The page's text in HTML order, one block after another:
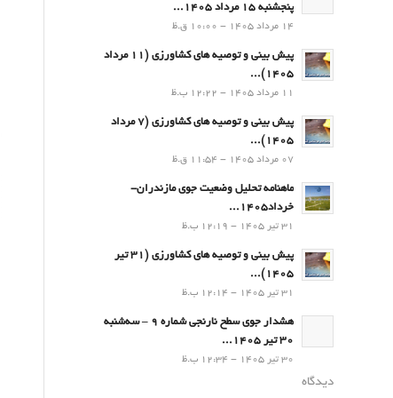
پنجشنبه 15 مرداد 1405...
14 مرداد 1405 - 10:00 ق.ظ
پیش بینی و توصیه های کشاورزی (11 مرداد
۱۴۰۵)...
11 مرداد 1405 - 12:22 ب.ظ
پیش بینی و توصیه های کشاورزی (7 مرداد
۱۴۰۵)...
07 مرداد 1405 - 11:54 ق.ظ
ماهنامه تحلیل وضعیت جوی مازندران-
خرداد1405...
31 تیر 1405 - 12:19 ب.ظ
پیش بینی و توصیه های کشاورزی (31 تیر
۱۴۰۵)...
31 تیر 1405 - 12:14 ب.ظ
هشدار جوی سطح نارنجی شماره 9 – سه‌شنبه
30 تیر 1405...
30 تیر 1405 - 12:34 ب.ظ
دیدگاه